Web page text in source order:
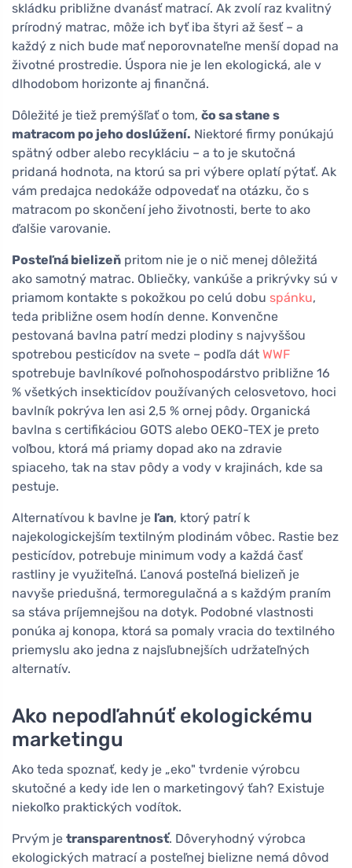
skládku približne dvanásť matrací. Ak zvolí raz kvalitný
prírodný matrac, môže ich byť iba štyri až šesť – a
každý z nich bude mať neporovnateľne menší dopad na
životné prostredie. Úspora nie je len ekologická, ale v
dlhodobom horizonte aj finančná.
Dôležité je tiež premýšľať o tom, čo sa stane s
matracom po jeho doslúžení. Niektoré firmy ponúkajú
spätný odber alebo recykláciu – a to je skutočná
pridaná hodnota, na ktorú sa pri výbere oplatí pýtať. Ak
vám predajca nedokáže odpovedať na otázku, čo s
matracom po skončení jeho životnosti, berte to ako
ďalšie varovanie.
Posteľná bielizeň pritom nie je o nič menej dôležitá
ako samotný matrac. Obliečky, vankúše a prikrývky sú v
priamom kontakte s pokožkou po celú dobu spánku,
teda približne osem hodín denne. Konvenčne
pestovaná bavlna patrí medzi plodiny s najvyššou
spotrebou pesticídov na svete – podľa dát WWF
spotrebuje bavlníkové poľnohospodárstvo približne 16
% všetkých insekticídov používaných celosvetovo, hoci
bavlník pokrýva len asi 2,5 % ornej pôdy. Organická
bavlna s certifikáciou GOTS alebo OEKO-TEX je preto
voľbou, ktorá má priamy dopad ako na zdravie
spiaceho, tak na stav pôdy a vody v krajinách, kde sa
pestuje.
Alternatívou k bavlne je ľan, ktorý patrí k
najekologickejším textilným plodinám vôbec. Rastie bez
pesticídov, potrebuje minimum vody a každá časť
rastliny je využiteľná. Ľanová posteľná bielizeň je
navyše priedušná, termoregulačná a s každým praním
sa stáva príjemnejšou na dotyk. Podobné vlastnosti
ponúka aj konopa, ktorá sa pomaly vracia do textilného
priemyslu ako jedna z najsľubnejších udržateľných
alternatív.
Ako nepodľahnúť ekologickému
marketingu
Ako teda spoznať, kedy je „eko" tvrdenie výrobcu
skutočné a kedy ide len o marketingový ťah? Existuje
niekoľko praktických vodítok.
Prvým je transparentnosť. Dôveryhodný výrobca
ekologických matrací a posteľnej bielizne nemá dôvod